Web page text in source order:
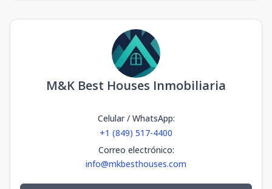
M&K Best Houses Inmobiliaria
Celular / WhatsApp:
+1 (849) 517-4400
Correo electrónico:
info@mkbesthouses.com